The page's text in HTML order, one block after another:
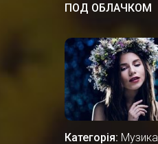
ПОД ОБЛАЧКОМ
Категорія: Музика